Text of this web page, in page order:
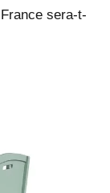
sera-t-